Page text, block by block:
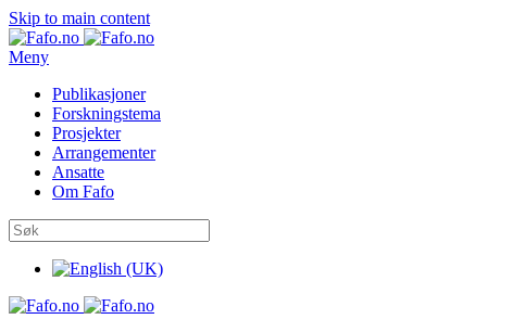
Skip to main content
Meny
Publikasjoner
Forskningstema
Prosjekter
Arrangementer
Ansatte
Om Fafo